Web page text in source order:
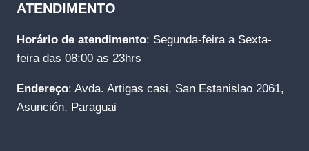
ATENDIMENTO
Horário de atendimento: Segunda-feira a Sexta-
feira das 08:00 as 23hrs
Endereço: Avda. Artigas casi, San Estanislao 2061,
Asunción, Paraguai